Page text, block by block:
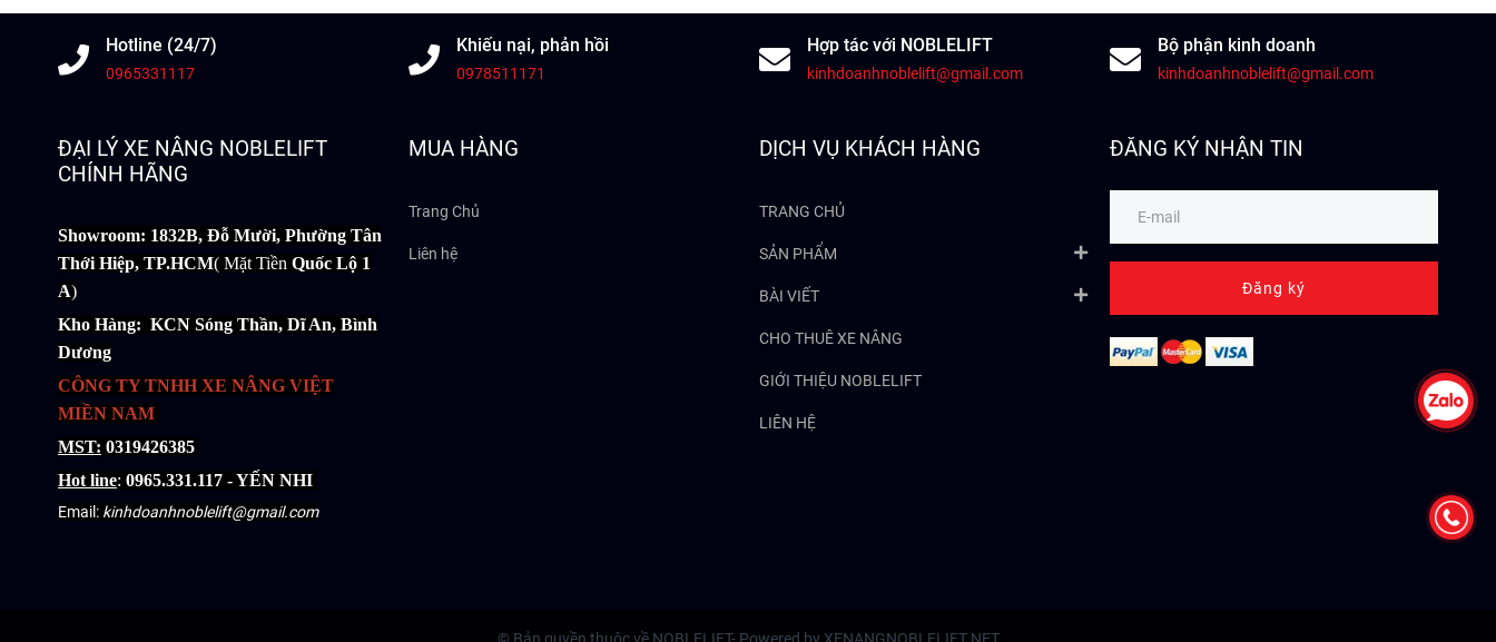
Hotline (24/7)
0965331117
Khiếu nại, phản hồi
0978511171
Hợp tác với NOBLELIFT
kinhdoanhnoblelift@gmail.com
Bộ phận kinh doanh
kinhdoanhnoblelift@gmail.com
ĐẠI LÝ XE NÂNG NOBLELIFT
CHÍNH HÃNG
Showroom: 1832B, Đỗ Mười, Phường Tân
Thới Hiệp, TP.HCM( Mặt Tiền Quốc Lộ 1
A)
Kho Hàng: KCN Sóng Thần, Dĩ An, Bình
Dương
CÔNG TY TNHH XE NÂNG VIỆT
MIỀN NAM
MST: 0319426385
Hot line: 0965.331.117 - YẾN NHI
Email: kinhdoanhnoblelift@gmail.com
MUA HÀNG
Trang Chủ
Liên hệ
DỊCH VỤ KHÁCH HÀNG
TRANG CHỦ
SẢN PHẨM
BÀI VIẾT
CHO THUÊ XE NÂNG
GIỚI THIỆU NOBLELIFT
LIÊN HỆ
ĐĂNG KÝ NHẬN TIN
Đăng ký
© Bản quyền thuộc về NOBLELIFT- Powered by XENANGNOBLELIFT.NET